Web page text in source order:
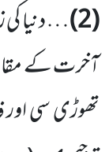
(2) … دنیا کی
آخرت کے
تھوڑی سی اور